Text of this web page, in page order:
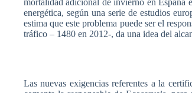
mortalidad adicional deinvierno enEspaña
energética,según una serie deestudios
estima que este problema puede serel
tráfico – 1480 en 2012-, da una idea del
Lasnuevas exigencias referentes a la